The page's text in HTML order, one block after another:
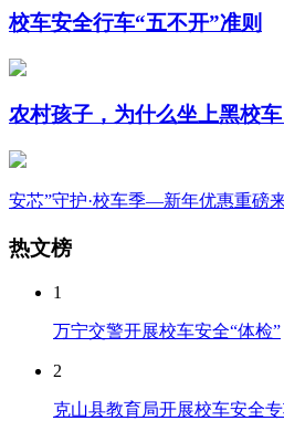
校车安全行车“五不开”准则
农村孩子，为什么坐上黑校
安芯”守护·校车季—新年优惠重磅
热文榜
1
万宁交警开展校车安全“体检”
2
克山县教育局开展校车安全